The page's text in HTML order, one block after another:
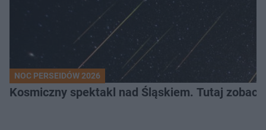
NOC PERSEIDÓW 2026
Kosmiczny spektakl nad Śląskiem. Tutaj